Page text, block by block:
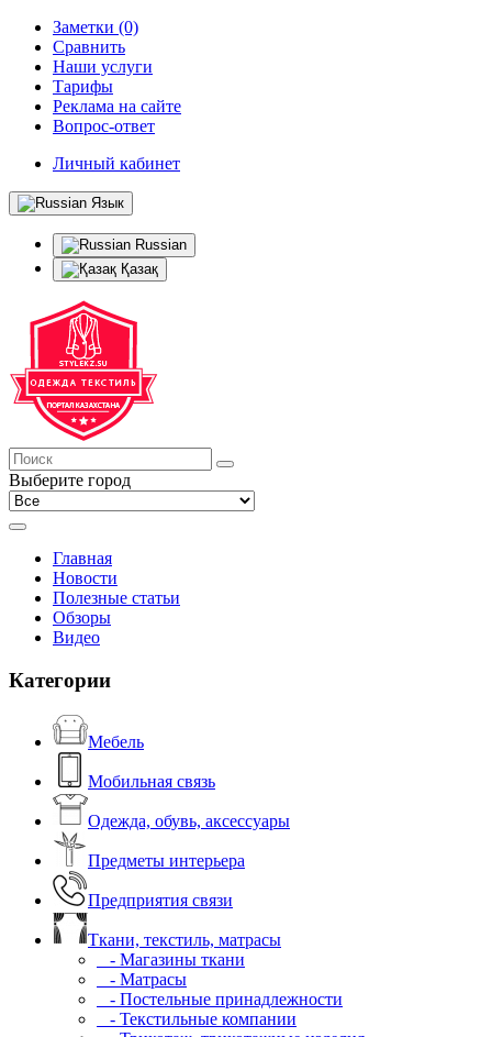
Заметки (0)
Сравнить
Наши услуги
Тарифы
Реклама на сайте
Вопрос-ответ
Личный кабинет
Язык
Russian
Қазақ
Выберите город
Главная
Новости
Полезные статьи
Обзоры
Видео
Категории
Мебель
Мобильная связь
Одежда, обувь, аксессуары
Предметы интерьера
Предприятия связи
Ткани, текстиль, матрасы
- Магазины ткани
- Матрасы
- Постельные принадлежности
- Текстильные компании